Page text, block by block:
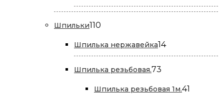
товара
Шпильки110
Шпилька нержавейка1414
товаров
Шпилька резьбовая.73
Шпилька резьбовая 1м.41